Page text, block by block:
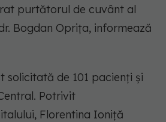
purtătorul de cuvânt al
Bogdan Opriţa, informează
solicitată de 101 pacienţi şi
Potrivit
Florentina Ioniţă